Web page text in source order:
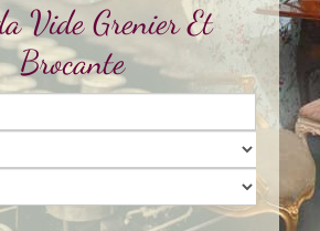
Vide Grenier Et
Brocante